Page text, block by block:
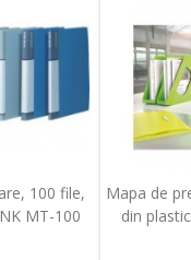
100 file,
MT-100
Mapa de
din